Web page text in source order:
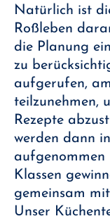
Natürlich ist
Roßleben
die Planung
zu
aufgerufen,
teilzunehmen,
Rezepte
werden dann
aufgenommen
Klassen
gemeinsam
Unser